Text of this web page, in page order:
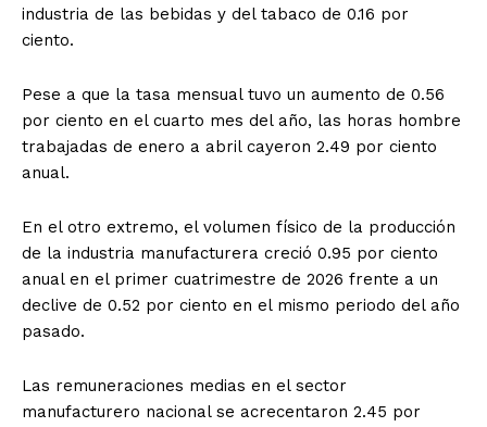
industria de las bebidas y del tabaco de 0.16 por
ciento.
Pese a que la tasa mensual tuvo un aumento de 0.56
por ciento en el cuarto mes del año, las horas hombre
trabajadas de enero a abril cayeron 2.49 por ciento
anual.
En el otro extremo, el volumen físico de la producción
de la industria manufacturera creció 0.95 por ciento
anual en el primer cuatrimestre de 2026 frente a un
declive de 0.52 por ciento en el mismo periodo del año
pasado.
Las remuneraciones medias en el sector
manufacturero nacional se acrecentaron 2.45 por